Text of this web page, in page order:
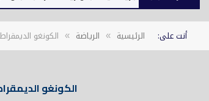
أنت على: الرئيسية » الرياضة » الكونغو
الكونغو